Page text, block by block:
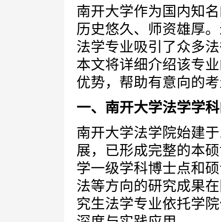
南开大学作为国内知
历史悠久、师资雄厚
法学专业吸引了众多
本文将详细介绍该专
优势，帮助有意向的
一、南开大学法学学
南开大学法学院始建
展，已形成完整的本
学一级学科博士点和
法等方向的研究成果
究生法学专业依托学